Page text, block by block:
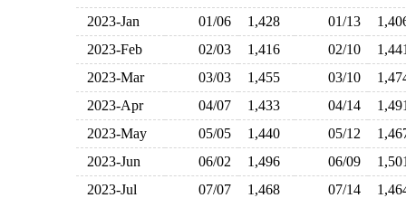
2023-Jan 01/06 1,428 01/13
2023-Feb
02/03 1,416 02/10
2023-Mar
03/03 1,455 03/10
2023-Apr
04/07 1,433 04/14
2023-May
05/05 1,440 05/12
2023-Jun
06/02 1,496 06/09
2023-Jul
07/07 1,468 07/14